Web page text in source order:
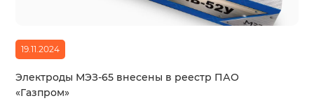
19.11.2024
Электроды МЭЗ-65 внесены в реестр ПАО
«Газпром»